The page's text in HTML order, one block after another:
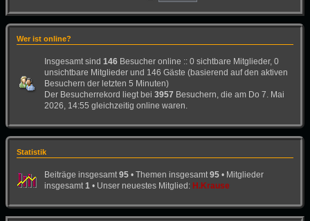
Wer ist online?
Insgesamt sind 146 Besucher online :: 0 sichtbare Mitglieder, 0
unsichtbare Mitglieder und 146 Gäste (basierend auf den aktiven
Besuchern der letzten 5 Minuten)
Der Besucherrekord liegt bei 3957 Besuchern, die am Do 7. Mai
2026, 14:55 gleichzeitig online waren.
Statistik
Beiträge insgesamt 95 • Themen insgesamt 95 • Mitglieder
insgesamt 1 • Unser neuestes Mitglied: H.Krause